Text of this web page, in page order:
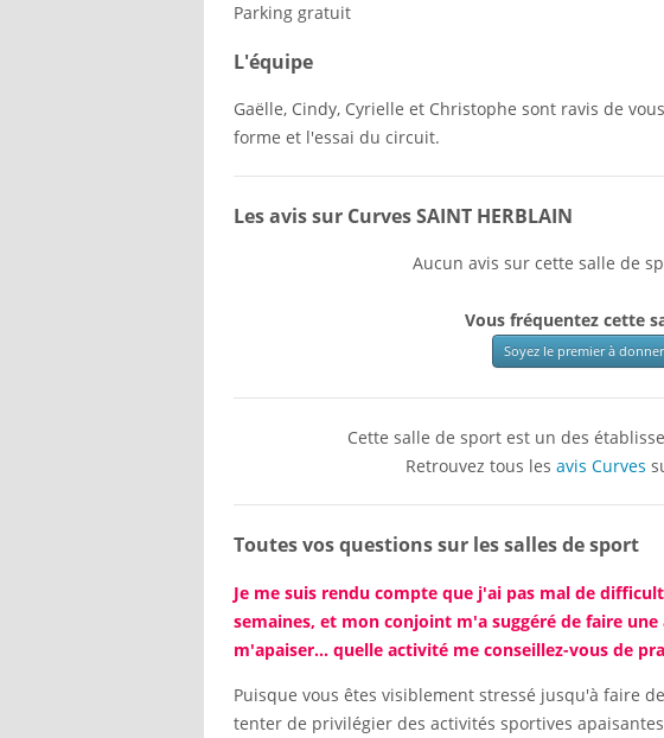
Parking gratuit
L'équipe
Gaëlle, Cindy, Cyrielle et Christophe sont ravis de
forme et l'essai du circuit.
Les avis sur Curves SAINT HERBLAIN
Aucun avis sur cette salle de
Vous fréquentez cette
Soyez le premier à
Cette salle de sport est un des
Retrouvez tous les avis Curves
Toutes vos questions sur les salles de sport
Je me suis rendu compte que j'ai pas mal de
semaines, et mon conjoint m'a suggéré de faire
m'apaiser... quelle activité me conseillez-vous de
Puisque vous êtes visiblement stressé jusqu'à faire
tenter de privilégier des activités sportives